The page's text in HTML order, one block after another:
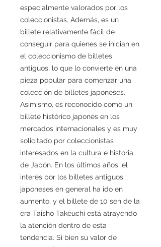
especialmente valorados por los
coleccionistas. Además, es un
billete relativamente fácil de
conseguir para quienes se inician en
el coleccionismo de billetes
antiguos, lo que lo convierte en una
pieza popular para comenzar una
colección de billetes japoneses.
Asimismo, es reconocido como un
billete histórico japonés en los
mercados internacionales y es muy
solicitado por coleccionistas
interesados en la cultura e historia
de Japón. En los últimos años, el
interés por los billetes antiguos
japoneses en general ha ido en
aumento, y el billete de 10 sen de la
era Taisho Takeuchi está atrayendo
la atención dentro de esta
tendencia. Si bien su valor de